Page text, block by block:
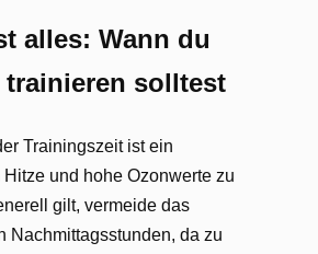
alles: Wann du
trainieren solltest
Trainingszeit ist ein
und hohe Ozonwerte zu
gilt, vermeide das
Nachmittagsstunden, da zu